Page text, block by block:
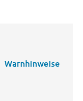
Warnhinweise